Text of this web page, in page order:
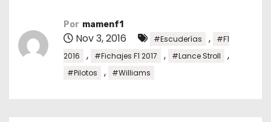
Por mamenf1
Nov 3, 2016 #Escuderías ,
#F1
2016
, #Fichajes F1 2017 , #Lance Stroll ,
#Pilotos , #Williams